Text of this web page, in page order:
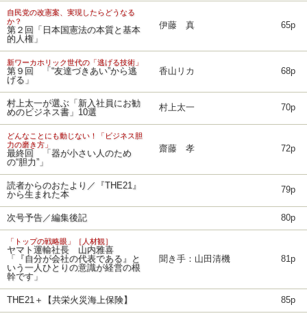
自民党の改憲案、実現したらどうなる
か？
第２回「日本国憲法の本質と基本
的人権」
伊藤 真 65p
新ワーカホリック世代の「逃げる技術」
第９回 「“友達づきあい”から逃
げる」
香山リカ 68p
村上太一が選ぶ「新入社員にお勧
めのビジネス書」10選
村上太一 70p
どんなことにも動じない！「ビジネス胆
力の磨き方」
最終回 「器が小さい人のため
の“胆力”」
齋藤 孝 72p
読者からのおたより／『THE21』
から生まれた本
79p
次号予告／編集後記 80p
「トップの戦略眼」［人材観］
ヤマト運輸社長 山内雅喜
「『自分が会社の代表である』と
いう一人ひとりの意識が経営の根
幹です」
聞き手：山田清機 81p
THE21＋【共栄火災海上保険】 85p